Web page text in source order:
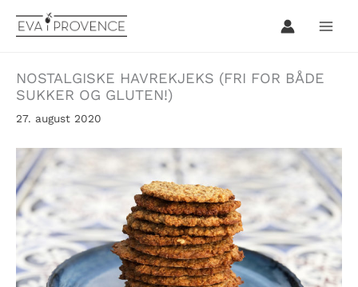
rett
NOSTALGISKE HAVREKJEKS (FRI FOR BÅDE
SUKKER OG GLUTEN!)
27. august 2020